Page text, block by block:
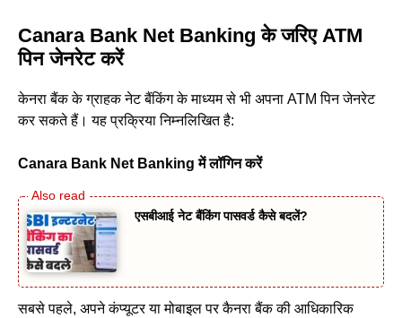
Canara Bank Net Banking के जरिए ATM
पिन जेनरेट करें
केनरा बैंक के ग्राहक नेट बैंकिंग के माध्यम से भी अपना ATM पिन जेनरेट
कर सकते हैं। यह प्रक्रिया निम्नलिखित है:
Canara Bank Net Banking में लॉगिन करें
एसबीआई नेट बैंकिंग पासवर्ड कैसे बदलें?
सबसे पहले, अपने कंप्यूटर या मोबाइल पर कैनरा बैंक की आधिकारिक